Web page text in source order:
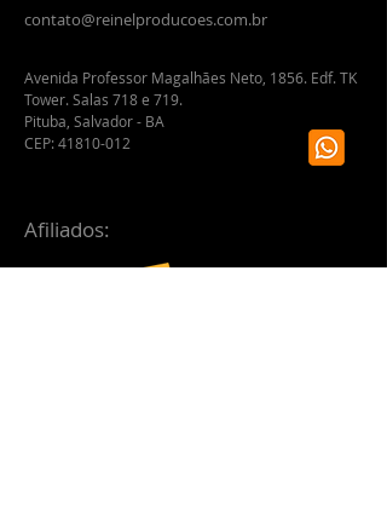
contato@reinelproducoes.com.br
Avenida Professor Magalhães Neto, 1856. Edf. TK
Tower. Salas 718 e 719.
Pituba, Salvador - BA
CEP: 41810-012
Afiliados: